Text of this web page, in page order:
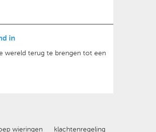
in
wereld terug te brengen tot een
wieringen klachtenregeling